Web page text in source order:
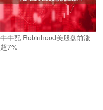
牛牛配 Robinhood美股盘前涨
超7%